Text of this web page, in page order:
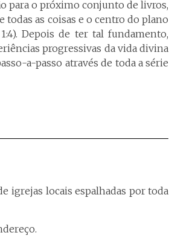
para o próximo conjunto de livros,
todas as coisas e o centro do plano
Depois de ter tal fundamento,
progressivas da vida divina
a-passo através de toda a série
igrejas locais espalhadas por toda